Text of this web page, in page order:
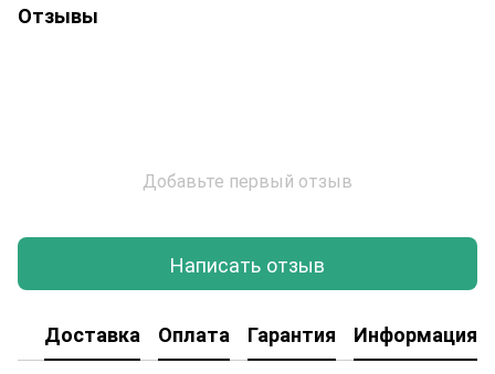
Отзывы
Добавьте первый отзыв
Написать отзыв
Доставка Оплата Гарантия Информация